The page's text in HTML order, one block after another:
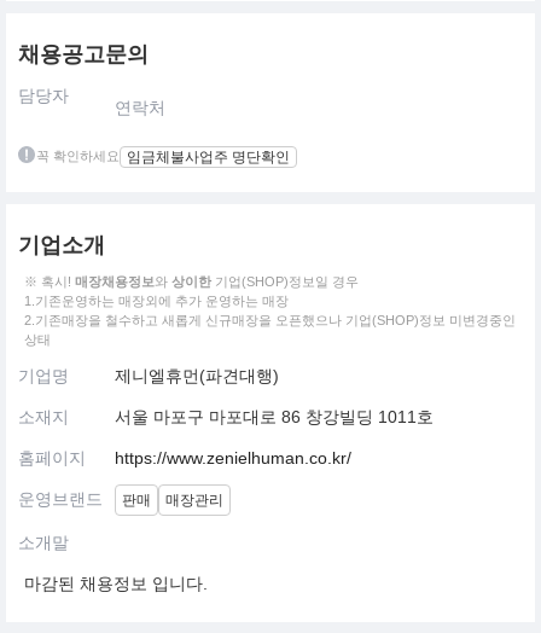
채용공고문의
담당자
연락처
꼭 확인하세요 임금체불사업주 명단확인
기업소개
※ 혹시! 매장채용정보와 상이한 기업(SHOP)정보일 경우
1.기존운영하는 매장외에 추가 운영하는 매장
2.기존매장을 철수하고 새롭게 신규매장을 오픈했으나 기업(SHOP)정보 미변경중인
상태
기업명 제니엘휴먼(파견대행)
소재지 서울 마포구 마포대로 86 창강빌딩 1011호
홈페이지 https://www.zenielhuman.co.kr/
운영브랜드 판매 매장관리
소개말
마감된 채용정보 입니다.